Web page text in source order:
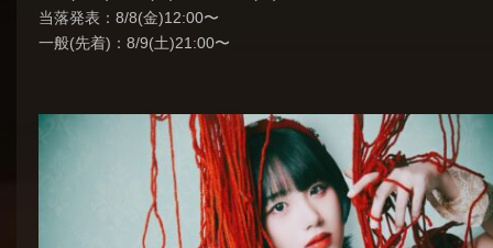
当落発表：8/8(金)12:00〜
一般(先着)：8/9(土)21:00〜